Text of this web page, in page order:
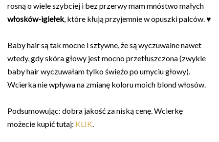
rosną o wiele szybciej i bez przerwy mam mnóstwo małych
włosków-igiełek, które kłują przyjemnie w opuszki palców. ♥
Baby hair są tak mocne i sztywne, że są wyczuwalne nawet
wtedy, gdy skóra głowy jest mocno przetłuszczona (zwykle
baby hair wyczuwałam tylko świeżo po umyciu głowy).
Wcierka nie wpływa na zmianę koloru moich blond włosów.
Podsumowując: dobra jakość za niską cenę. Wcierkę
możecie kupić tutaj: KLIK.